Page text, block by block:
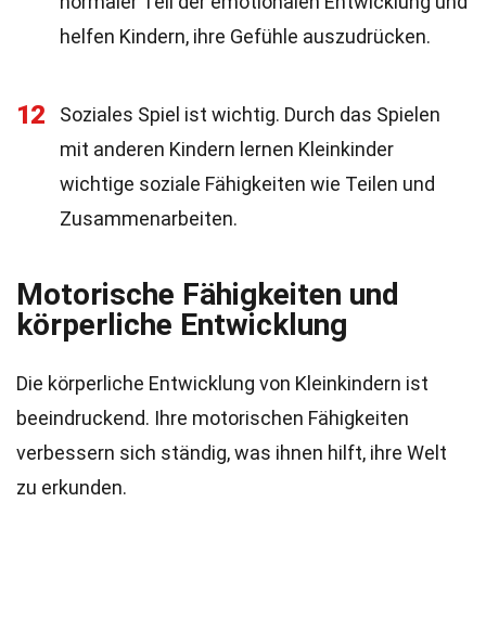
helfen Kindern, ihre Gefühle auszudrücken.
12
Soziales Spiel ist wichtig. Durch das Spielen
mit anderen Kindern lernen Kleinkinder
wichtige soziale Fähigkeiten wie Teilen und
Zusammenarbeiten.
Motorische Fähigkeiten und
körperliche Entwicklung
Die körperliche Entwicklung von Kleinkindern ist
beeindruckend. Ihre motorischen Fähigkeiten
verbessern sich ständig, was ihnen hilft, ihre Welt
zu erkunden.